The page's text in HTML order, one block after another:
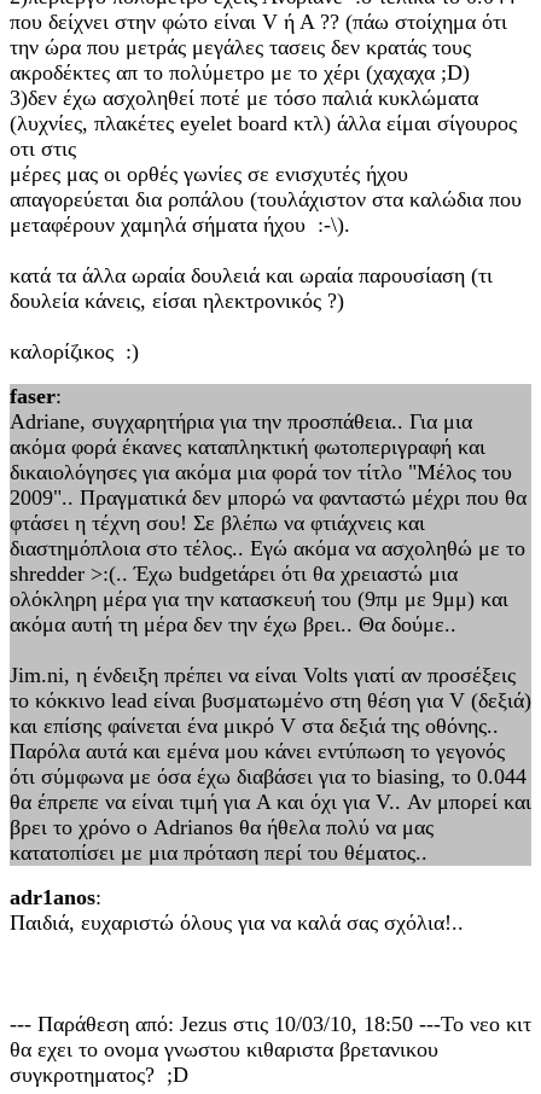
που δείχνει στην φώτο είναι V ή Α ?? (πάω στοίχημα ότι
την ώρα που μετράς μεγάλες τασεις δεν κρατάς τους
ακροδέκτες απ το πολύμετρο με το χέρι (χαχαχα ;D)
3)δεν έχω ασχοληθεί ποτέ με τόσο παλιά κυκλώματα
(λυχνίες, πλακέτες eyelet board κτλ) άλλα είμαι σίγουρος
οτι στις
μέρες μας οι ορθές γωνίες σε ενισχυτές ήχου
απαγορεύεται δια ροπάλου (τουλάχιστον στα καλώδια που
μεταφέρουν χαμηλά σήματα ήχου :-\).
κατά τα άλλα ωραία δουλειά και ωραία παρουσίαση (τι
δουλεία κάνεις, είσαι ηλεκτρονικός ?)
καλορίζικος :)
faser:
Adriane, συγχαρητήρια για την προσπάθεια.. Για μια
ακόμα φορά έκανες καταπληκτική φωτοπεριγραφή και
δικαιολόγησες για ακόμα μια φορά τον τίτλο "Μέλος του
2009".. Πραγματικά δεν μπορώ να φανταστώ μέχρι που θα
φτάσει η τέχνη σου! Σε βλέπω να φτιάχνεις και
διαστημόπλοια στο τέλος.. Εγώ ακόμα να ασχοληθώ με το
shredder >:(.. Έχω budgetάρει ότι θα χρειαστώ μια
ολόκληρη μέρα για την κατασκευή του (9πμ με 9μμ) και
ακόμα αυτή τη μέρα δεν την έχω βρει.. Θα δούμε..
Jim.ni, η ένδειξη πρέπει να είναι Volts γιατί αν προσέξεις
το κόκκινο lead είναι βυσματωμένο στη θέση για V (δεξιά)
και επίσης φαίνεται ένα μικρό V στα δεξιά της οθόνης..
Παρόλα αυτά και εμένα μου κάνει εντύπωση το γεγονός
ότι σύμφωνα με όσα έχω διαβάσει για το biasing, το 0.044
θα έπρεπε να είναι τιμή για A και όχι για V.. Αν μπορεί και
βρει το χρόνο ο Adrianos θα ήθελα πολύ να μας
κατατοπίσει με μια πρόταση περί του θέματος..
adr1anos:
Παιδιά, ευχαριστώ όλους για να καλά σας σχόλια!..
--- Παράθεση από: Jezus στις 10/03/10, 18:50 ---Το νεο κιτ
θα εχει το ονομα γνωστου κιθαριστα βρετανικου
συγκροτηματος? ;D